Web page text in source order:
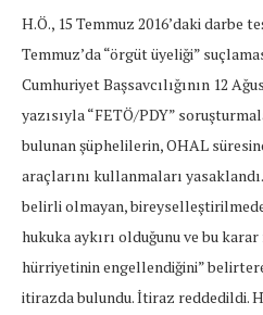
H.Ö., 15 Temmuz 2016’daki darbe
Temmuz’da “örgüt üyeliği”
Cumhuriyet Başsavcılığının 12
yazısıyla “FETÖ/PDY”
bulunan şüphelilerin, OHAL
araçlarını kullanmaları
belirli olmayan,
hukuka aykırı olduğunu ve bu
hürriyetinin engellendiğini”
itirazda bulundu. İtiraz reddedildi.